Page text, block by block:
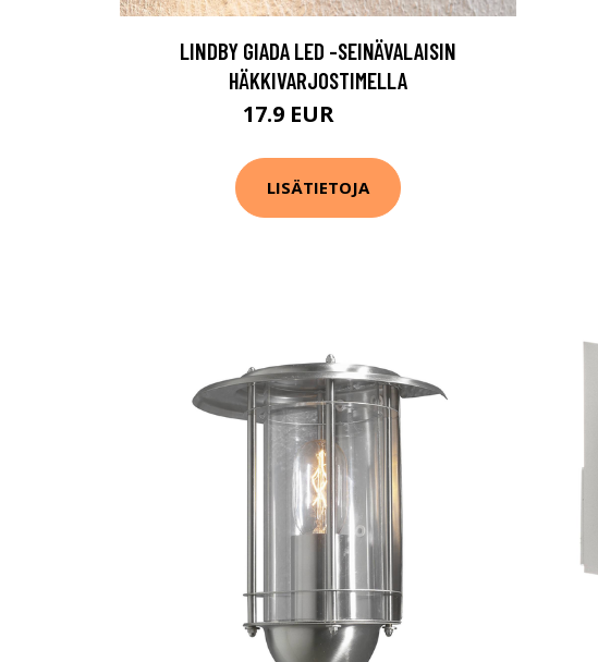
LINDBY GIADA LED -SEINÄVALAISIN
HÄKKIVARJOSTIMELLA
17.9 EUR
LISÄTIETOJA